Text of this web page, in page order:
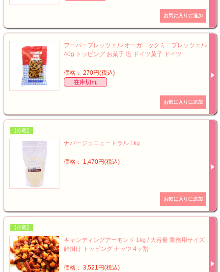
フーバープレッツェル オーガニックミニプレッツェル
40g トッピング お菓子 塩 ドイツ菓子 ドイツ
価格： 270円(税込)
在庫切れ
【冷蔵】
ナパージュニュートラル 1kg
価格： 1,470円(税込)
【冷蔵】
キャンディングアーモンド 1kg / 大容量 業務用サイズ
飴掛け トッピング ナッツ 4ッ割
価格： 3,521円(税込)